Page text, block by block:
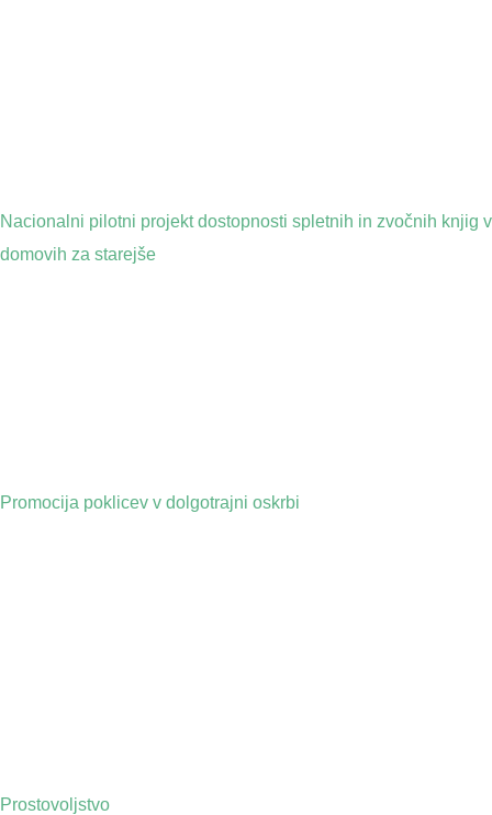
Nacionalni pilotni projekt dostopnosti spletnih in zvočnih knjig v
domovih za starejše
Promocija poklicev v dolgotrajni oskrbi
Prostovoljstvo